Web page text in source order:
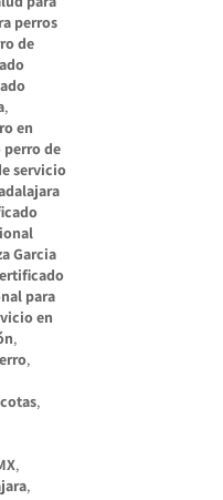
perros
de
,
en
de
servicio
Garcia
para
en
,
,
,
,
,